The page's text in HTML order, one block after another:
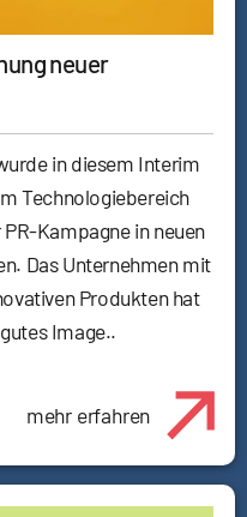
neuer
in diesem Interim
Technologiebereich
Kampagne in neuen
Das Unternehmen mit
Produkten hat
Image..
mehr erfahren